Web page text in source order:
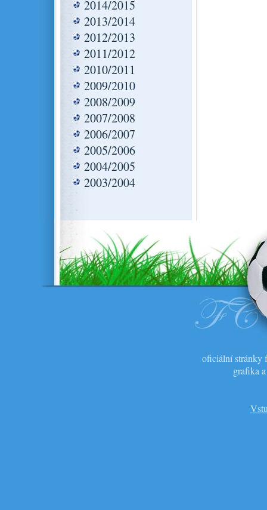
2014/2015
2013/2014
2012/2013
2011/2012
2010/2011
2009/2010
2008/2009
2007/2008
2006/2007
2005/2006
2004/2005
2003/2004
oficiální stránky
grafika